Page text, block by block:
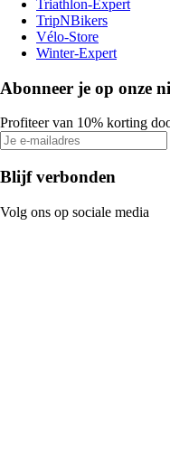
Triathlon-Expert
TripNBikers
Vélo-Store
Winter-Expert
Abonneer je op onze
Profiteer van 10% korting
Blijf verbonden
Volg ons op sociale media